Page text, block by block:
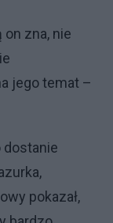
zna, nie
jego temat –
dostanie
pokazał,